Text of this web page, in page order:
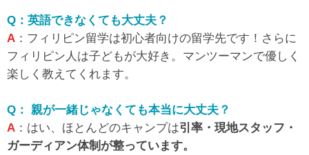
Q：英語できなくても大丈夫？
A ：フィリピン留学は初心者向けの留学先です！さらに
フィリピン人は子どもが大好き。マンツーマンで優しく
楽しく教えてくれます。
Q： 親が一緒じゃなくても本当に大丈夫？
A ：はい、ほとんどのキャンプは引率・現地スタッフ・
ガーディアン体制が整っています。